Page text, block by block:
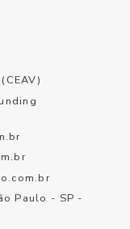
Paulo - SP -